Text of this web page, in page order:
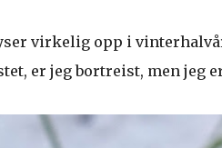
virkelig opp i
er jeg bortreist, men jeg